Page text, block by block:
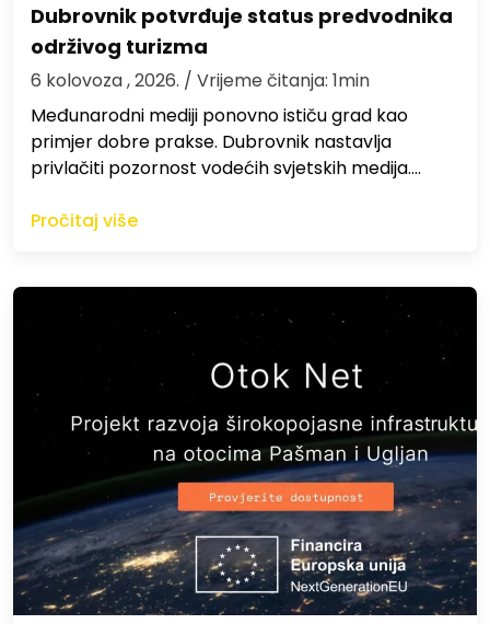
Dubrovnik potvrđuje status predvodnika
održivog turizma
6 kolovoza , 2026. / Vrijeme čitanja: 1min
Međunarodni mediji ponovno ističu grad kao
primjer dobre prakse. Dubrovnik nastavlja
privlačiti pozornost vodećih svjetskih medija.…
Pročitaj više